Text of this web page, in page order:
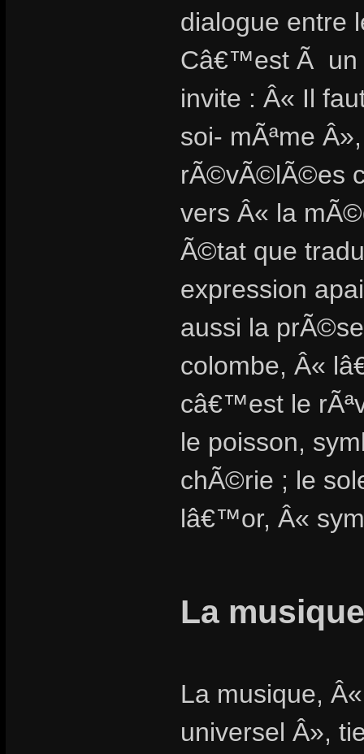
dialogue entre
Câ€™est Ã un
invite : Â« Il
soi- mÃªme
rÃ©vÃ©lÃ©es
vers Â« la
Ã©tat que
expression
aussi la
colombe, Â«
câ€™est le
le poisson,
chÃ©rie ; le
lâ€™or, Â«
La
La musique,
universel Â»,